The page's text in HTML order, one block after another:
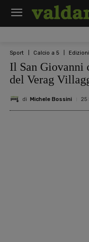
Sport Calcio a 5
Il San Giovanni
del Verag
di Michele Bossini 25